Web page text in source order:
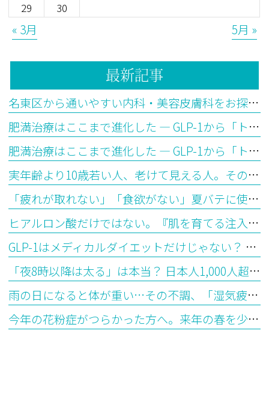
29
30
« 3月 5月 »
最新記事
名東区から通いやすい内科・美容皮膚科をお探しの方へ
肥満治療はここまで進化した ― GLP-1から「トリプルGアゴニスト」の時代へ【後編】
肥満治療はここまで進化した ― GLP-1から「トリプルGアゴニスト」の時代へ【前編】
実年齢より10歳若い人、老けて見える人。その違いはどこから生まれるのか？―「生物学的年齢」とエピジェネティッククロックが教えてくれること
「疲れが取れない」「食欲がない」夏バテに使われる漢方の選び方を医師が解説
ヒアルロン酸だけではない。『肌を育てる注入治療』ジャルプロとは？
GLP-1はメディカルダイエットだけじゃない？ 最新研究で見えてきた意外な可能性
「夜8時以降は太る」は本当？ 日本人1,000人超の最新研究から見えてきた“食べる時間”とダイエットの意外な関係
雨の日になると体が重い…その不調、「湿気疲れ」かもしれません ― 漢方で考える水滞（すいたい）とは
今年の花粉症がつらかった方へ。来年の春を少し楽にする「今から始めるシダキュア治療」